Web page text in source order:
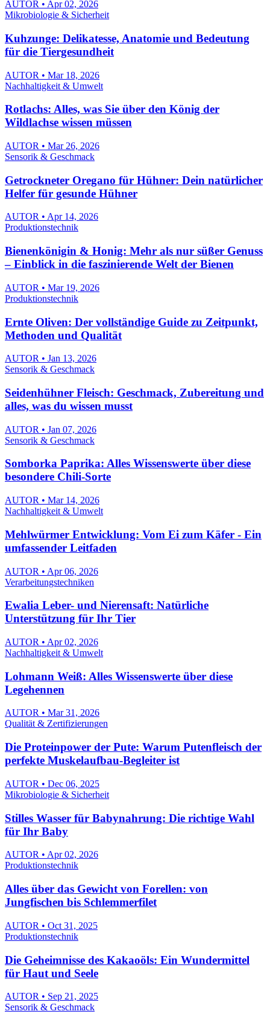
AUTOR • Apr 02, 2026
Mikrobiologie & Sicherheit
Kuhzunge: Delikatesse, Anatomie und Bedeutung
für die Tiergesundheit
AUTOR • Mar 18, 2026
Nachhaltigkeit & Umwelt
Rotlachs: Alles, was Sie über den König der
Wildlachse wissen müssen
AUTOR • Mar 26, 2026
Sensorik & Geschmack
Getrockneter Oregano für Hühner: Dein natürlicher
Helfer für gesunde Hühner
AUTOR • Apr 14, 2026
Produktionstechnik
Bienenkönigin & Honig: Mehr als nur süßer Genuss
– Einblick in die faszinierende Welt der Bienen
AUTOR • Mar 19, 2026
Produktionstechnik
Ernte Oliven: Der vollständige Guide zu Zeitpunkt,
Methoden und Qualität
AUTOR • Jan 13, 2026
Sensorik & Geschmack
Seidenhühner Fleisch: Geschmack, Zubereitung und
alles, was du wissen musst
AUTOR • Jan 07, 2026
Sensorik & Geschmack
Somborka Paprika: Alles Wissenswerte über diese
besondere Chili-Sorte
AUTOR • Mar 14, 2026
Nachhaltigkeit & Umwelt
Mehlwürmer Entwicklung: Vom Ei zum Käfer - Ein
umfassender Leitfaden
AUTOR • Apr 06, 2026
Verarbeitungstechniken
Ewalia Leber- und Nierensaft: Natürliche
Unterstützung für Ihr Tier
AUTOR • Apr 02, 2026
Nachhaltigkeit & Umwelt
Lohmann Weiß: Alles Wissenswerte über diese
Legehennen
AUTOR • Mar 31, 2026
Qualität & Zertifizierungen
Die Proteinpower der Pute: Warum Putenfleisch der
perfekte Muskelaufbau-Begleiter ist
AUTOR • Dec 06, 2025
Mikrobiologie & Sicherheit
Stilles Wasser für Babynahrung: Die richtige Wahl
für Ihr Baby
AUTOR • Apr 02, 2026
Produktionstechnik
Alles über das Gewicht von Forellen: von
Jungfischen bis Schlemmerfilet
AUTOR • Oct 31, 2025
Produktionstechnik
Die Geheimnisse des Kakaoöls: Ein Wundermittel
für Haut und Seele
AUTOR • Sep 21, 2025
Sensorik & Geschmack